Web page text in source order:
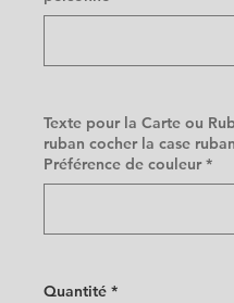
Texte pour la Carte ou
ruban cocher la case
Préférence de couleur *
Quantité *